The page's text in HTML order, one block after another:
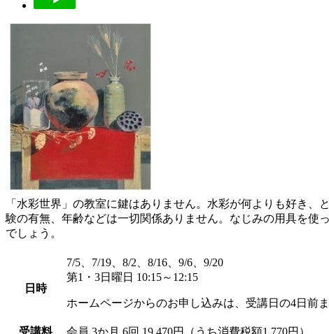
「水彩世界」の教室に鍵はありません。水彩が何よりも好き
験の有無、年齢などは一切関係ありません。なじみの用具を使
でしょう。
日時
7/5、7/19、8/2、8/16、9/6、9/20
第1・3日曜日 10:15～12:15
ホームページからのお申し込みは、受講日の4日前
受講料 会員 3か月 6回 19,470円（うち消費税額1,770円）